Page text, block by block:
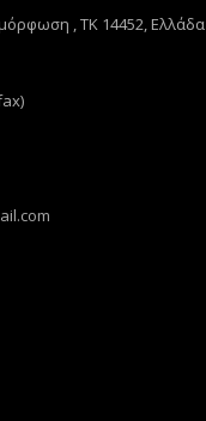
, ΤΚ 14452, Ελλάδα